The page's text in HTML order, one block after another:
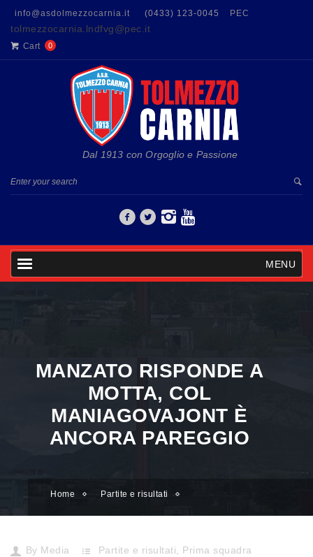
info@asdolmezzocarnia.it (0433) 123-0045 PEC
tolmezzocarnia.lndfvg@pec.it
Cart 0
Dal 1913 con Orgoglio e Passione
MENU
MANZATO RISPONDE A
MOTTA, COL
MANIAGOVAJONT È
ANCORA PAREGGIO
Home Partite e risultati
By Media Partite e risultati, Prima squadra